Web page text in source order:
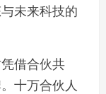
未来科技的
借合伙共
十万合伙人